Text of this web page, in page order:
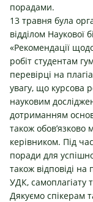
порадами.
13 травня була
відділом Наукової
«Рекомендації
робіт студентам
перевірці на
увагу, що курсова
науковим
дотриманням
також обов’язково
керівником. Під
поради для
також відповіді
УДК, самоплагіату
Дякуємо спікерам